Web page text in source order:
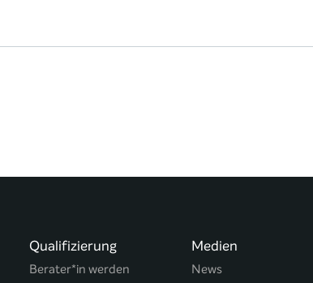
Qualifizierung
Berater*in werden
Medien
News